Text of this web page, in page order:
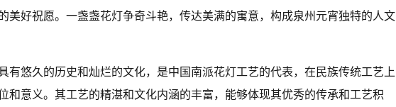
美好祝愿。一盏盏花灯争奇斗艳，传达美满的寓意，构成泉州元宵独特的人文
有悠久的历史和灿烂的文化，是中国南派花灯工艺的代表，在民族传统工艺上
和意义。其工艺的精湛和文化内涵的丰富，能够体现其优秀的传承和工艺积